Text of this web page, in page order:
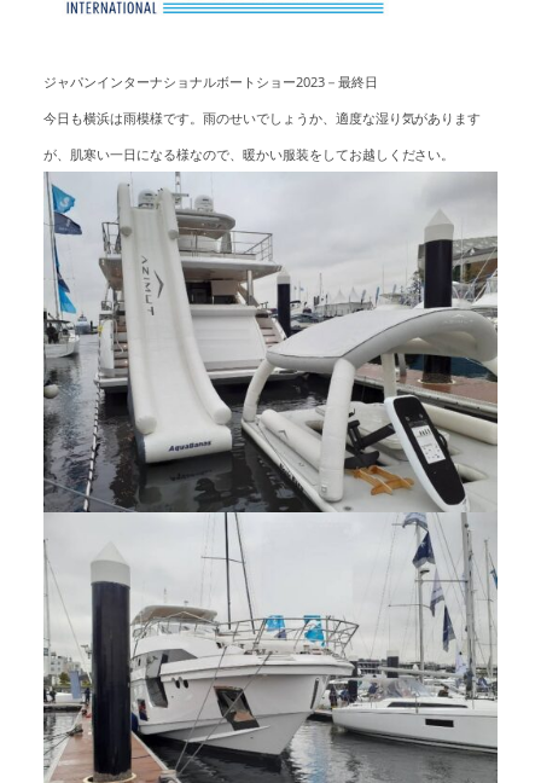
ジャパンインターナショナルボートショー2023－最終日
今日も横浜は雨模様です。雨のせいでしょうか、適度な湿り気があります
が、肌寒い一日になる様なので、暖かい服装をしてお越しください。